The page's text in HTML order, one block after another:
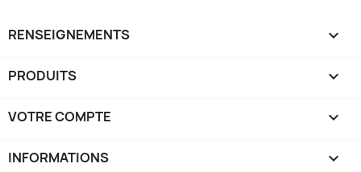
RENSEIGNEMENTS 
PRODUITS 
VOTRE COMPTE 
INFORMATIONS keyboard_arrow_down